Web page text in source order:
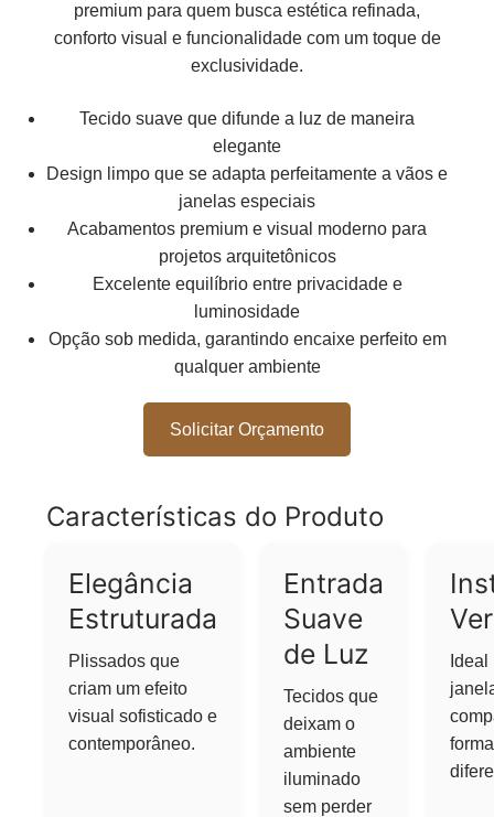
premium para quem busca estética refinada,
conforto visual e funcionalidade com um toque de
exclusividade.
Tecido suave que difunde a luz de maneira
elegante
Design limpo que se adapta perfeitamente a vãos e
janelas especiais
Acabamentos premium e visual moderno para
projetos arquitetônicos
Excelente equilíbrio entre privacidade e
luminosidade
Opção sob medida, garantindo encaixe perfeito em
qualquer ambiente
Solicitar Orçamento
Características do Produto
Elegância
Estruturada
Plissados que
criam um efeito
visual sofisticado e
contemporâneo.
Entrada
Suave
de Luz
Tecidos que
deixam o
ambiente
iluminado
sem perder